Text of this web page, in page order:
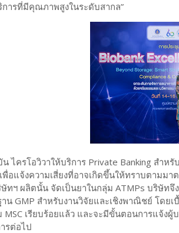
การที่มีคุณภาพสูงในระดับสากล”
ไครโอวิวาให้บริการ Private Banking สำห
พื่อแจ้งความเสี่ยงที่อาจเกิดขึ้นให้ทราบตามม
ษัทฯ ผลิตนั้น จัดเป็นยาในกลุ่ม ATMPs บริษั
าน GMP สำหรับงานวิจัยและเชิงพาณิชย์ โด
MSC เรียบร้อยแล้ว และจะมีขั้นตอนการแจ้ง
รต่อไป